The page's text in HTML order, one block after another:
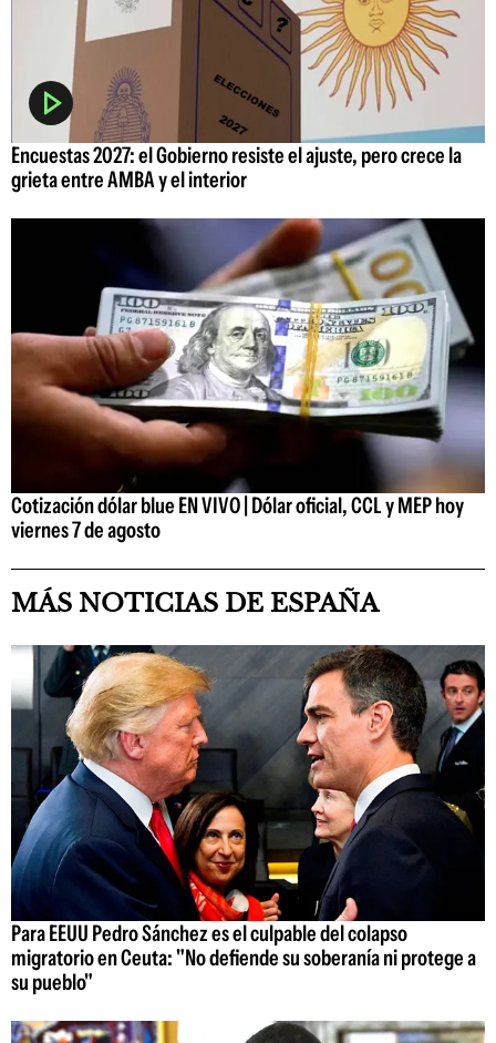
Encuestas 2027: el Gobierno resiste el ajuste, pero crece la
grieta entre AMBA y el interior
Cotización dólar blue EN VIVO | Dólar oficial, CCL y MEP hoy
viernes 7 de agosto
MÁS NOTICIAS DE ESPAÑA
Para EEUU Pedro Sánchez es el culpable del colapso
migratorio en Ceuta: "No defiende su soberanía ni protege a
su pueblo"